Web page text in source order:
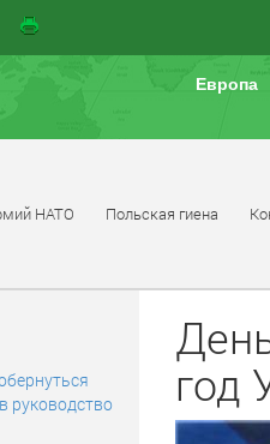
свой
Европа
НАТО Польская гиена
руководство
год